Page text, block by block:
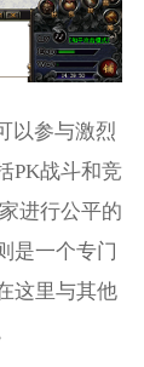
以参与激烈
PK战斗和竞
进行公平的
是一个专门
这里与其他